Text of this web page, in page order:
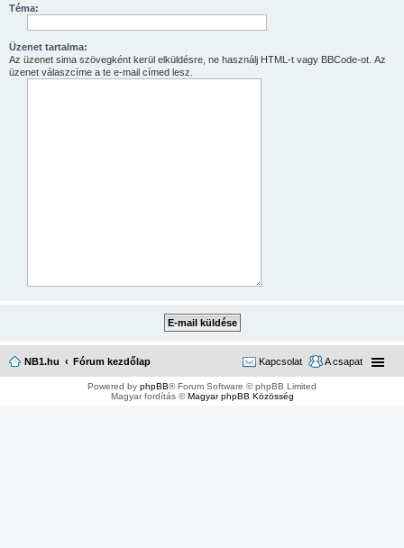
Téma:
Üzenet tartalma:
Az üzenet sima szövegként kerül elküldésre, ne használj HTML-t vagy BBCode-ot. Az
üzenet válaszcíme a te e-mail címed lesz.
NB1.hu Fórum kezdőlap A csapat
Kapcsolat
Powered by phpBB® Forum Software © phpBB Limited
Magyar fordítás ©Magyar phpBB Közösség